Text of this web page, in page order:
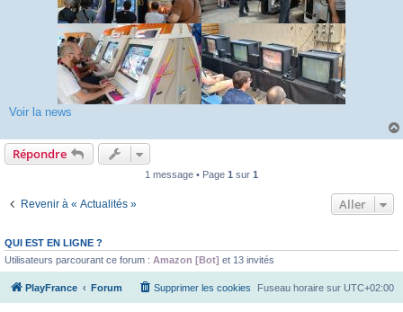
Voir la news
Répondre
1 message • Page 1 sur 1
Revenir à « Actualités » Aller
QUI EST EN LIGNE ?
Utilisateurs parcourant ce forum : Amazon [Bot] et 13 invités
PlayFrance Forum Fuseau horaire sur UTC+02:00
Supprimer les cookies